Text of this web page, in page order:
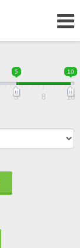
5 10
5 8 10